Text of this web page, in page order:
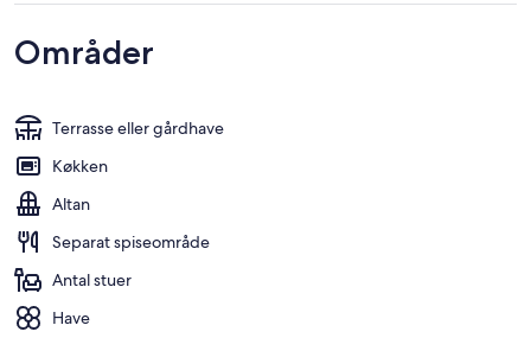
Områder
Terrasse eller gårdhave
Køkken
Altan
Separat spiseområde
Antal stuer
Have